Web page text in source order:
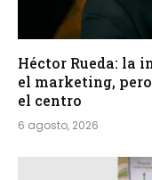
Héctor Rueda: la
el marketing,
el centro
6 agosto, 2026